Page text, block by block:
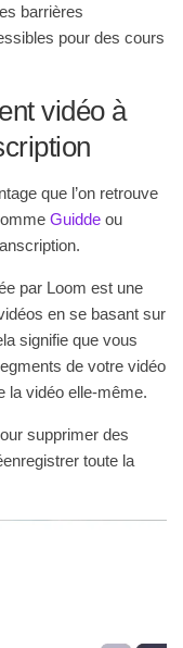
barrières
pour des cours
vidéo à
que l’on retrouve
Guidde ou
par Loom est une
en se basant sur
signifie que vous
de votre vidéo
la vidéo elle-même.
supprimer des
toute la